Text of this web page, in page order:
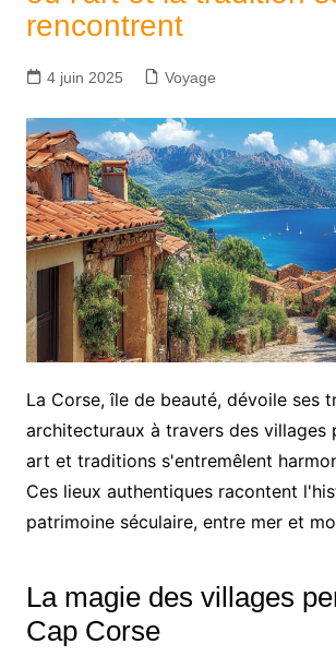
rencontrent
4 juin 2025 Voyage
La Corse, île de beauté, dévoile ses
architecturaux à travers des villages
art et traditions s'entremêlent
Ces lieux authentiques racontent
patrimoine séculaire, entre mer et
La magie des villages
Cap Corse